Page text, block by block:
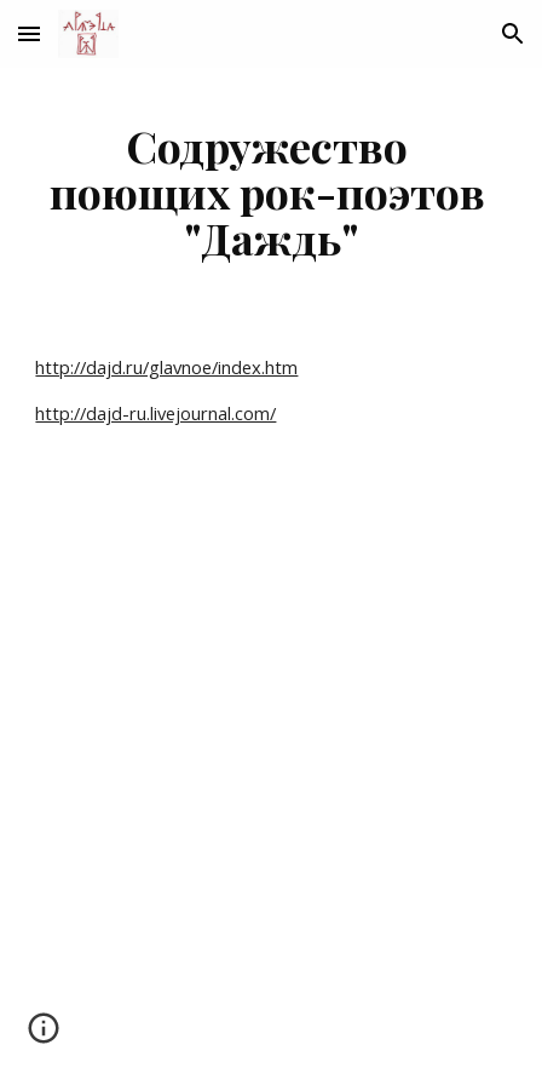
Skip to main content Skip to navigation
Содружество
поющих рок-поэтов
"Даждь"
http://dajd.ru/glavnoe/index.htm
http://dajd-ru.livejournal.com/